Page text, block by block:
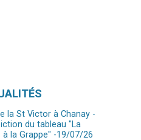
la St Victor à Chanay -
du tableau "La
à la Grappe" -19/07/26